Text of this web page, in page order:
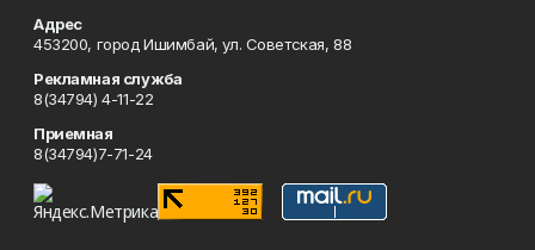
Адрес
453200, город Ишимбай, ул. Советская, 88
Рекламная служба
8(34794) 4-11-22
Приемная
8(34794)7-71-24